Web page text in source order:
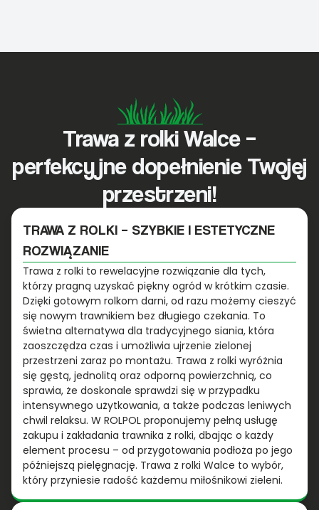
Trawa z rolki Walce –
perfekcyjne dopełnienie Twojej
przestrzeni!
TRAWA Z ROLKI – SZYBKIE I ESTETYCZNE
ROZWIĄZANIE
Trawa z rolki to rewelacyjne rozwiązanie dla tych,
którzy pragną uzyskać piękny ogród w krótkim czasie.
Dzięki gotowym rolkom darni, od razu możemy cieszyć
się nowym trawnikiem bez długiego czekania. To
świetna alternatywa dla tradycyjnego siania, która
zaoszczędza czas i umożliwia ujrzenie zielonej
przestrzeni zaraz po montażu. Trawa z rolki wyróżnia
się gęstą, jednolitą oraz odporną powierzchnią, co
sprawia, że doskonale sprawdzi się w przypadku
intensywnego użytkowania, a także podczas leniwych
chwil relaksu. W ROLPOL proponujemy pełną usługę
zakupu i zakładania trawnika z rolki, dbając o każdy
element procesu – od przygotowania podłoża po jego
późniejszą pielęgnację. Trawa z rolki Walce to wybór,
który przyniesie radość każdemu miłośnikowi zieleni.